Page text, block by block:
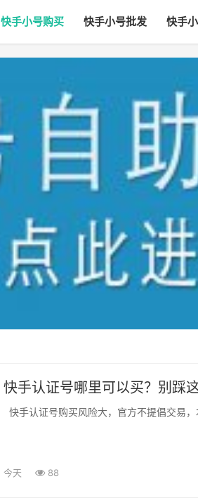
快手小号购买 快手小号批发 快手
快手认证号哪里可以买？别踩
快手认证号购买风险大，官方不提倡交易
今天 88